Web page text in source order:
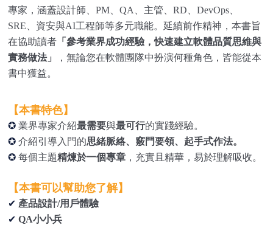
專家，涵蓋設計師、PM、QA、主管、RD、DevOps、
SRE、資安與AI工程師等多元職能。延續前作精神，本書旨
在協助讀者 「參考業界成功經驗，快速建立軟體品質思維與
實務做法」
，無論您在軟體團隊中扮演何種角色，皆能從本
書中獲益。
【本書特色】
✪ 業界專家介紹最需要與最可行的實踐經驗。
✪ 介紹引導入門的思緒脈絡、竅門要領、起手式作法。
✪ 每個主題精煉於一個專章 ，充實且精華，易於理解吸收。
【本書可以幫助您了解】
✔ 產品設計/用戶體驗
✔ QA小小兵